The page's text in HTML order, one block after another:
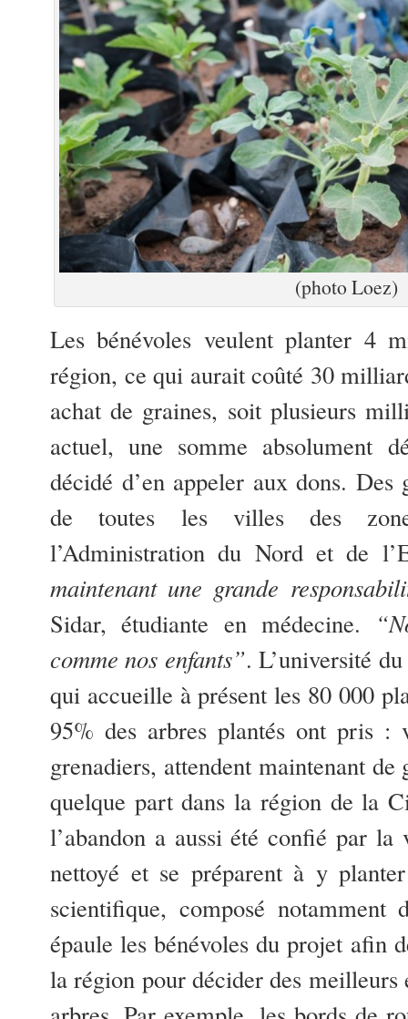
(photo Loez)
Les bénévoles veulent planter 4
région, ce qui aurait coûté 30
achat de graines, soit plusieurs
actuel, une somme absolument
décidé d’en appeler aux dons. Des
de toutes les villes des
l’Administration du Nord et de
maintenant une grande
Sidar, étudiante en médecine.
comme nos enfants”. L’université
qui accueille à présent les 80 000
95% des arbres plantés ont pris :
grenadiers, attendent maintenant
quelque part dans la région de la
l’abandon a aussi été confié par la
nettoyé et se préparent à y
scientifique, composé notamment
épaule les bénévoles du projet afin
la région pour décider des meilleurs